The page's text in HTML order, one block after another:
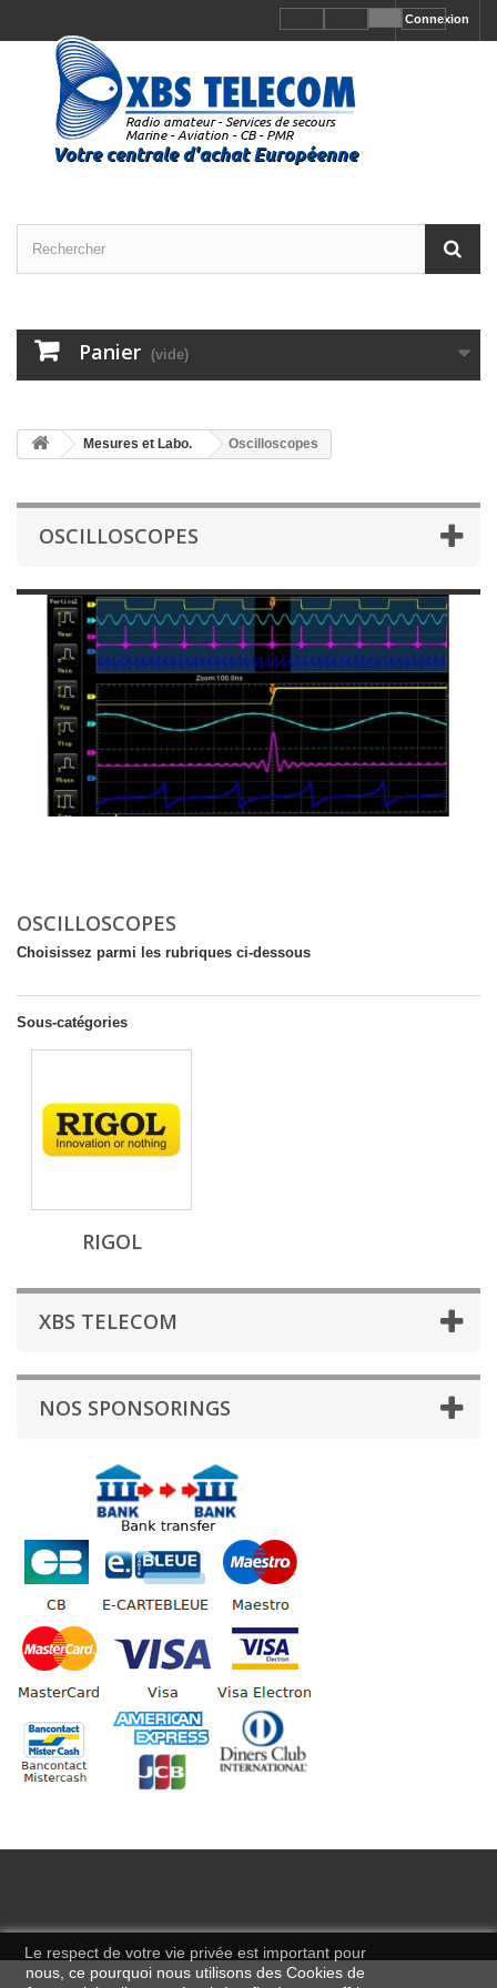
Connexion
Panier (vide)
Mesures et Labo. Oscilloscopes
OSCILLOSCOPES
OSCILLOSCOPES
Choisissez parmi les rubriques ci-dessous
Sous-catégories
RIGOL
XBS TELECOM
NOS SPONSORINGS
Le respect de votre vie privée est important pour
nous, ce pourquoi nous utilisons des Cookies de